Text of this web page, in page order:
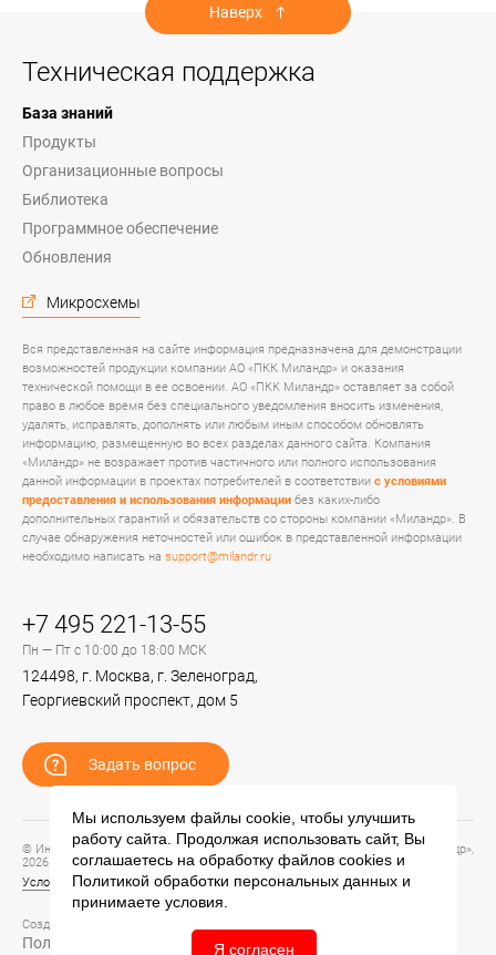
Наверх
Техническая поддержка
База знаний
Продукты
Организационные вопросы
Библиотека
Программное обеспечение
Обновления
Микросхемы
Вся представленная на сайте информация предназначена для демонстрации
возможностей продукции компании АО «ПКК Миландр» и оказания
технической помощи в ее освоении. АО «ПКК Миландр» оставляет за собой
право в любое время без специального уведомления вносить изменения,
удалять, исправлять, дополнять или любым иным способом обновлять
информацию, размещенную во всех разделах данного сайта. Компания
«Миландр» не возражает против частичного или полного использования
данной информации в проектах потребителей в соответствии с условиями
предоставления и использования информации без каких-либо
дополнительных гарантий и обязательств со стороны компании «Миландр». В
случае обнаружения неточностей или ошибок в представленной информации
необходимо написать на support@milandr.ru
+7 495 221-13-55
Пн — Пт с 10:00 до 18:00 МСК
124498, г. Москва, г. Зеленоград,
Георгиевский проспект, дом 5
Задать вопрос
© Информационный портал технической поддержки ЦП ИС АО «ПКК Миландр»,
2026
Условия предоставления и использования информации
Создание сайта –
Политика обработки персональных данных
Мы используем файлы cookie, чтобы улучшить
работу сайта. Продолжая использовать сайт, Вы
соглашаетесь на обработку файлов cookies и
Политикой обработки персональных данных и
принимаете условия.
Я согласен